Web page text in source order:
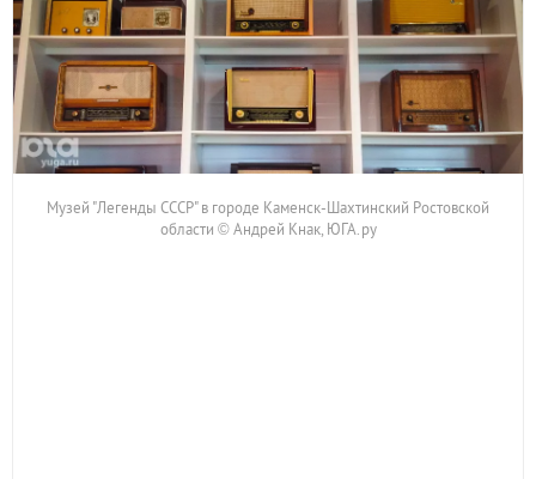
Музей "Легенды СССР" в городе Каменск-Шахтинский Ростовской
области © Андрей Кнак, ЮГА.ру